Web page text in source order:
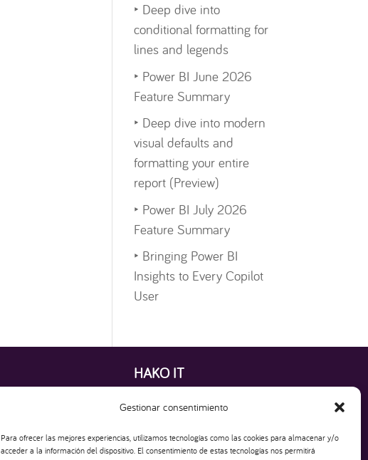
Gestionar consentimiento
Para ofrecer las mejores experiencias, utilizamos tecnologías como las cookies para almacenar y/o
acceder a la información del dispositivo. El consentimiento de estas tecnologías nos permitirá
‣ Deep dive into
conditional formatting for
lines and legends
‣ Power BI June 2026
Feature Summary
‣ Deep dive into modern
visual defaults and
formatting your entire
report (Preview)
‣ Power BI July 2026
Feature Summary
‣ Bringing Power BI
Insights to Every Copilot
User
HAKO IT
Creamos Apps, Dashboards y Sitios Web que